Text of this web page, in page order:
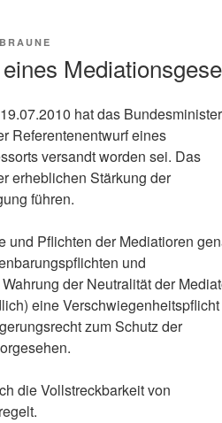
hat das
Referentenentwurf eines
versandt worden sei. Das
erheblichen Stärkung der
führen.
und Pflichten der Mediatioren
und
der Neutralität der
eine
zum Schutz der
die Vollstreckbarkeit von